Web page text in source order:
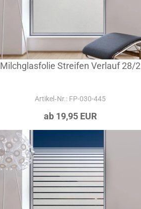
Milchglasfolie Streifen Verlauf 28/2
Artikel‑Nr.: FP-030-445
ab 19,95 EUR